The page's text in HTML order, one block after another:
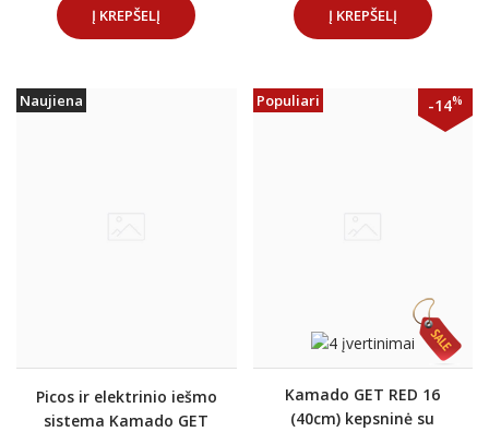
Į KREPŠELĮ Į KREPŠELĮ
Naujiena
Picos ir elektrinio iešmo
sistema Kamado GET
Populiari -14%
Kamado GET RED 16
(40cm) kepsninė su